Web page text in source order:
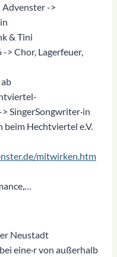
->
& Tini
> Chor, Lagerfeuer,
SingerSongwriter·in
beim Hechtviertel e.V.
mitwirken.htm
Neustadt
eine·r von außerhalb